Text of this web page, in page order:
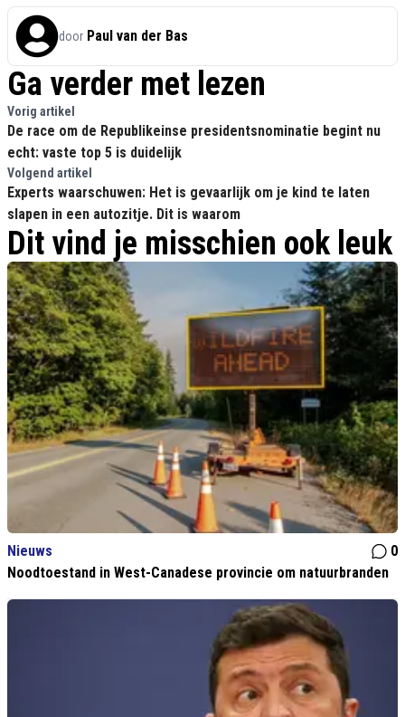
door Paul van der Bas
Ga verder met lezen
Vorig artikel
De race om de Republikeinse presidentsnominatie begint nu
echt: vaste top 5 is duidelijk
Volgend artikel
Experts waarschuwen: Het is gevaarlijk om je kind te laten
slapen in een autozitje. Dit is waarom
Dit vind je misschien ook leuk
Nieuws
0
Noodtoestand in West-Canadese provincie om natuurbranden